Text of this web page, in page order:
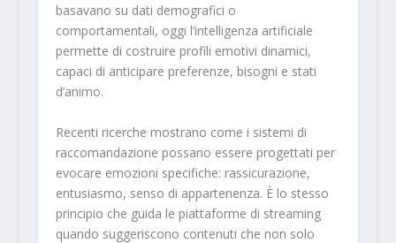
basavano su dati demografici o
comportamentali, oggi l’intelligenza artificiale
permette di costruire profili emotivi dinamici,
capaci di anticipare preferenze, bisogni e stati
d’animo.
Recenti ricerche mostrano come i sistemi di
raccomandazione possano essere progettati per
evocare emozioni specifiche: rassicurazione,
entusiasmo, senso di appartenenza. È lo stesso
principio che guida le piattaforme di streaming
quando suggeriscono contenuti che non solo